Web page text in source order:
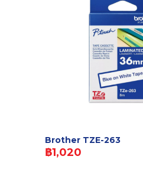
Brother TZE-263
฿1,020